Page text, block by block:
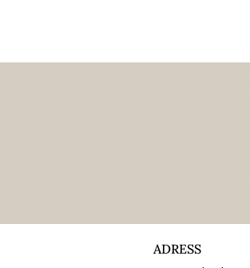
ADRESS